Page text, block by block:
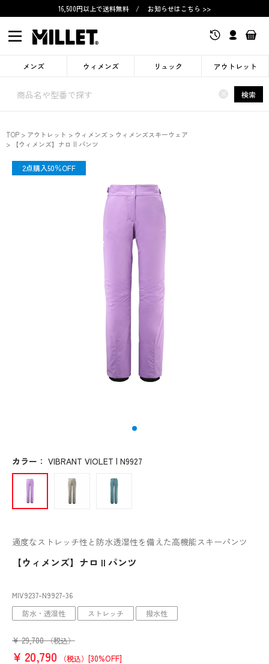
16,500円以上で送料無料 / お知らせはこちら >>
メンズ ウィメンズ リュック アウトレット
× 検索
TOP アウトレット ウィメンズ
ウィメンズスキーウェア
【ウィメンズ】ナロ II パンツ
適度なストレッチ性と防水透湿性を備えた高機能スキーパンツ
【ウィメンズ】ナロ II パンツ
MIV9237-N9927-36
OUTLET
防水・透湿性 ストレッチ 撥水性
2点購入50％OFF
¥ 29,700 （税込）
¥ 20,790 （税込） [30%OFF]
カラー ： VIBRANT VIOLET | N9927